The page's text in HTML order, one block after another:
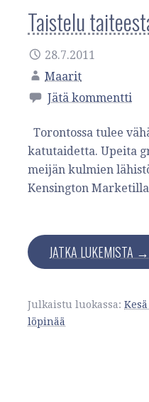
Taistelu
28.7.2011
Maarit
Jätä kommentti
Torontossa tulee
katutaidetta. Upeita
meijän kulmien
Kensington
JATKA LUKEMISTA →
Julkaistu luokassa:
löpinää